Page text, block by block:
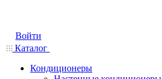
Войти
Каталог
Кондиционеры